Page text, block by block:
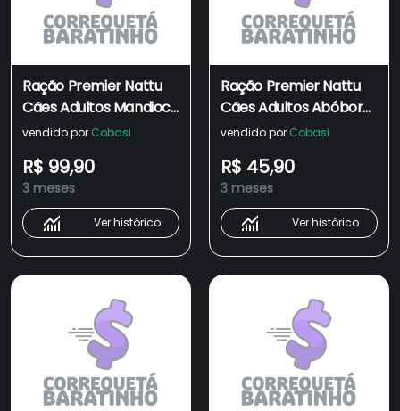
Ração Premier Nattu
Cães Adultos Mandioca
Pequeno Porte
vendido por Cobasi
R$ 99,90
3 meses
Ver histórico
Ração Premier Nattu
Cães Adultos Abóbora
Pequeno Porte
vendido por Cobasi
R$ 45,90
3 meses
Ver histórico